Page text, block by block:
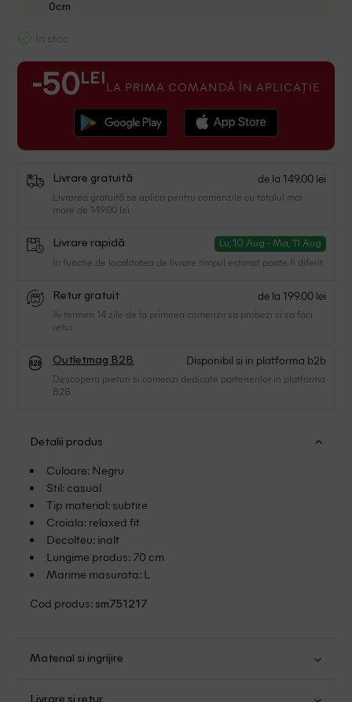
0cm
In stoc
-50 LEI LA PRIMA COMANDĂ ÎN APLICAȚIE
Livrare gratuită de la 149.00 lei
Livrarea gratuită se aplica pentru comenzile cu totalul mai
mare de 149.00 lei
Livrare rapidă Lu, 10 Aug - Ma, 11 Aug
In functie de localitatea de livrare timpul estimat poate fi diferit.
Retur gratuit de la 199.00 lei
Ai termen 14 zile de la primirea comenzii sa probezi si sa faci
retur.
Outletmag B2B Disponibil si in platforma b2b
Descopera preturi si comenzi dedicate partenerilor in platforma
B2B.
Detalii produs
Culoare: Negru
Stil: casual
Tip material: subtire
Croiala: relaxed fit
Decolteu: inalt
Lungime produs: 70 cm
Marime masurata: L
Cod produs: sm751217
Material si ingrijire